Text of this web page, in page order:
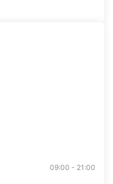
09:00 - 21:00